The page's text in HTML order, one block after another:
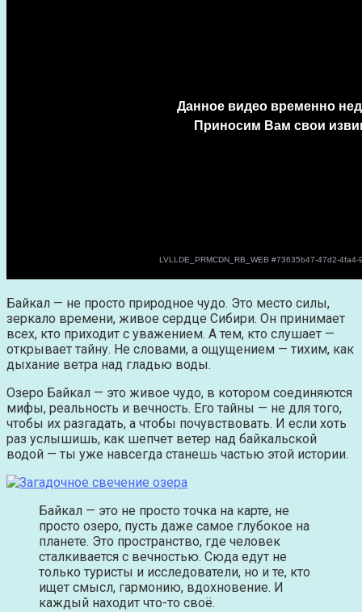
Байкал — не просто природное чудо. Это место силы,
зеркало времени, живое сердце Сибири. Он принимает
всех, кто приходит с уважением. А тем, кто слушает —
открывает тайну. Не словами, а ощущением — тихим, как
дыхание ветра над гладью воды.
Озеро Байкал — это живое чудо, в котором соединяются
мифы, реальность и вечность. Его тайны — не для того,
чтобы их разгадать, а чтобы почувствовать. И если хоть
раз услышишь, как шепчет ветер над байкальской
водой — ты уже навсегда станешь частью этой истории.
Байкал — это не просто точка на карте, не
просто озеро, пусть даже самое глубокое на
планете. Это пространство, где человек
сталкивается с вечностью. Сюда едут не
только туристы и исследователи, но и те, кто
ищет смысл, гармонию, вдохновение. И
каждый находит что-то своё.